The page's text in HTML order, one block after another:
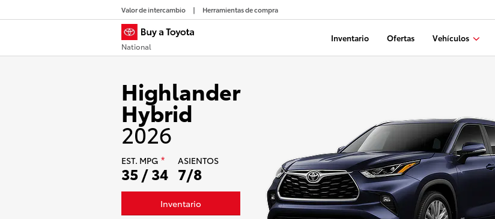
Valor de intercambio Herramientas de compra
National
Inventario Ofertas Vehículos
Highlander
Hybrid
2026
EST. MPG * ASIENTOS
35 / 34 7/8
Inventario